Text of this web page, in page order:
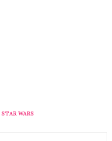
STAR WARS